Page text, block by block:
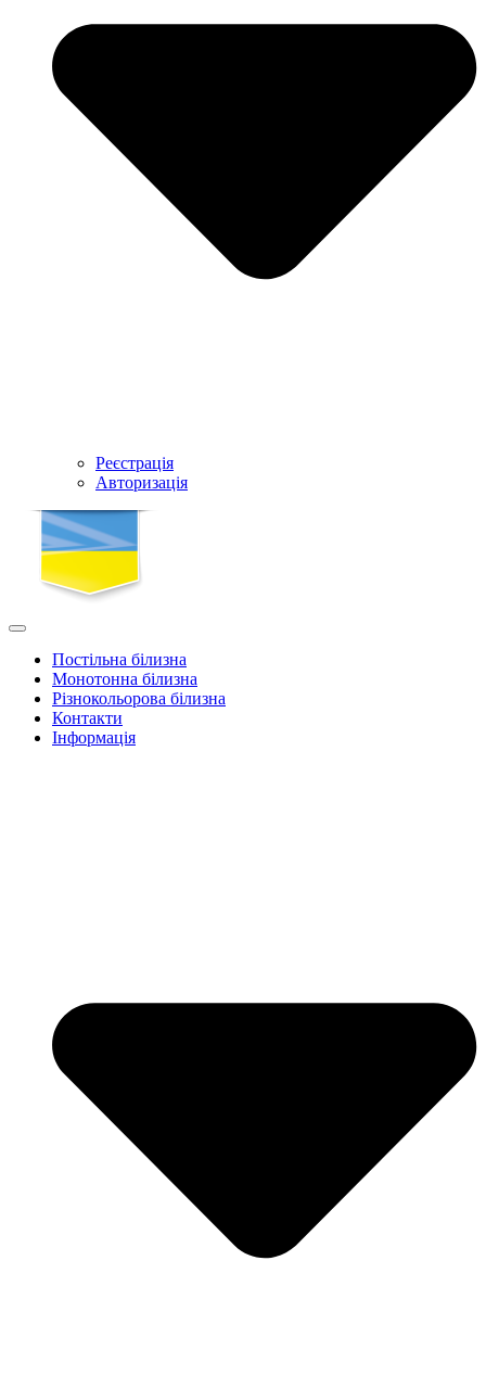
Реєстрація
Авторизація
Постільна білизна
Монотонна білизна
Різнокольорова білизна
Контакти
Інформація